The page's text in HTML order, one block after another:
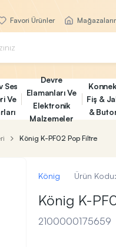
Favori Ürünler
Ses
Ve
Devre
Elamanları Ve
Elektronik
Malzemeler
Fiş &
&
König K-PF02 Pop Filtre
König Ürün Kodu:
König K-
2100000175659